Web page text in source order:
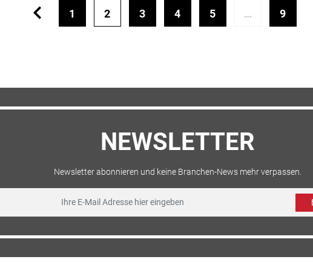
1 2 3 4 5 … 9
NEWSLETTER
Newsletter abonnieren und keine Branchen-News mehr verpassen.